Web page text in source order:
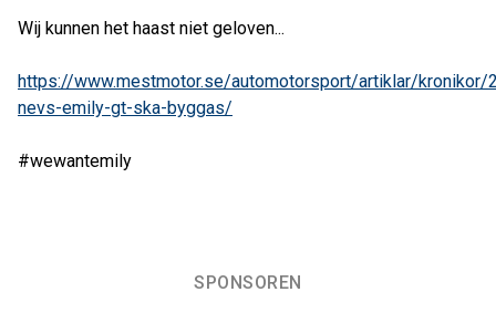
Wij kunnen het haast niet geloven...
https://www.mestmotor.se/automotorsport/artiklar/
nevs-emily-gt-ska-byggas/
#wewantemily
SPONSOREN